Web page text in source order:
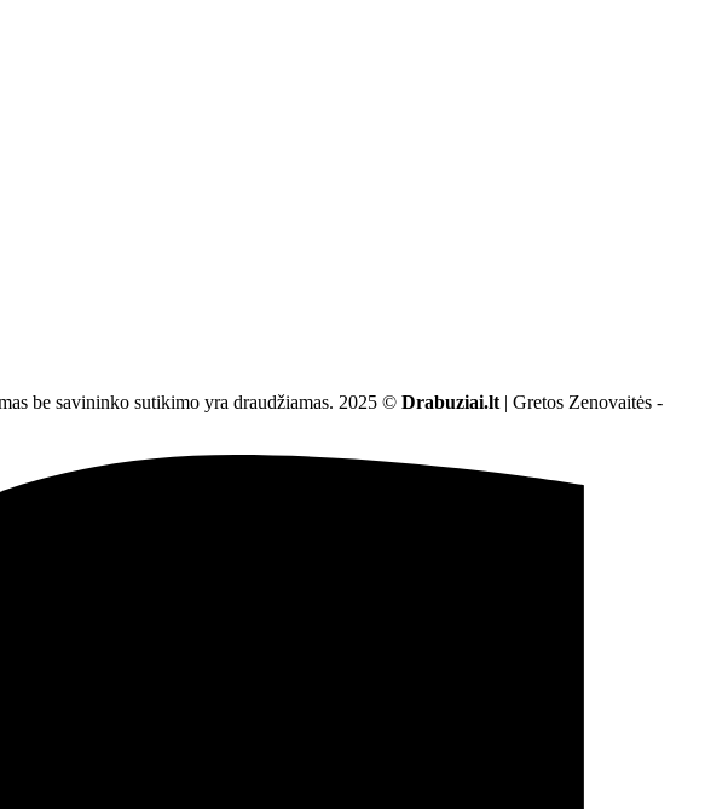
be savininko sutikimo yra draudžiamas. 2025 © Drabuziai.lt | Gretos Zenovaitės -